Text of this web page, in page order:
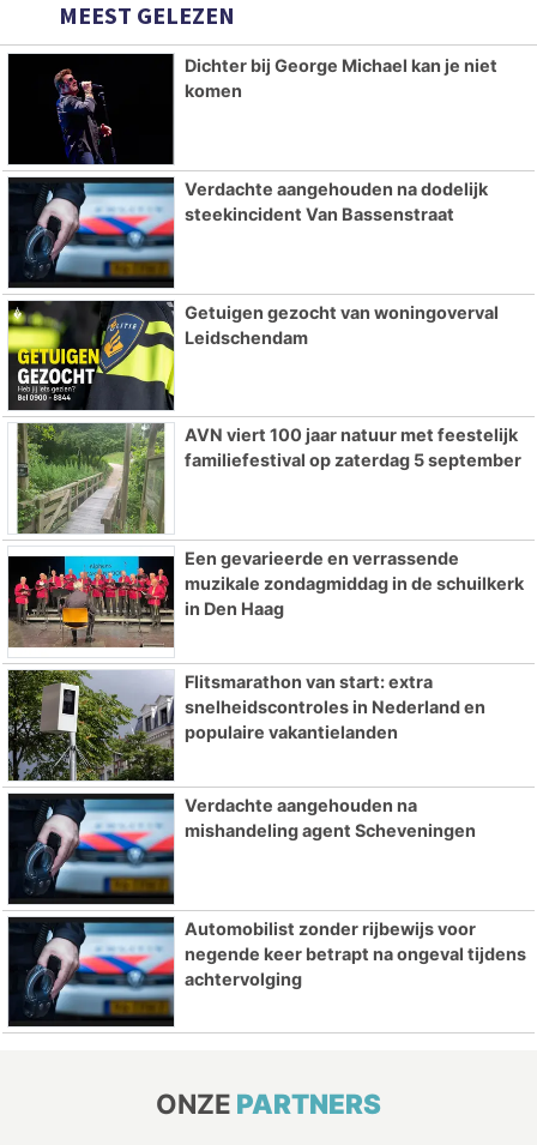
MEEST GELEZEN
Dichter bij George Michael kan je niet
komen
Verdachte aangehouden na dodelijk
steekincident Van Bassenstraat
Getuigen gezocht van woningoverval
Leidschendam
AVN viert 100 jaar natuur met feestelijk
familiefestival op zaterdag 5 september
Een gevarieerde en verrassende
muzikale zondagmiddag in de schuilkerk
in Den Haag
Flitsmarathon van start: extra
snelheidscontroles in Nederland en
populaire vakantielanden
Verdachte aangehouden na
mishandeling agent Scheveningen
Automobilist zonder rijbewijs voor
negende keer betrapt na ongeval tijdens
achtervolging
ONZE PARTNERS